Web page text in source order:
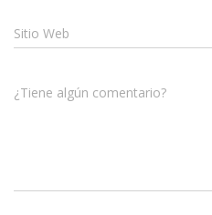
Sitio Web
¿Tiene algún comentario?